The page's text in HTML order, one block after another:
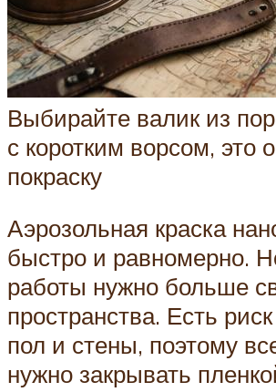
Выбирайте валик из
с коротким ворсом, это
покраску
Аэрозольная краска
быстро и равномерно.
работы нужно больше
пространства. Есть
пол и стены, поэтому
нужно закрывать